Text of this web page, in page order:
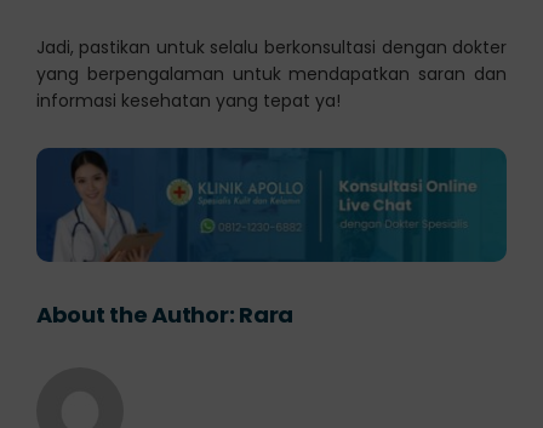
Jadi, pastikan untuk selalu berkonsultasi dengan dokter
yang berpengalaman untuk mendapatkan saran dan
informasi kesehatan yang tepat ya!
About the Author: Rara